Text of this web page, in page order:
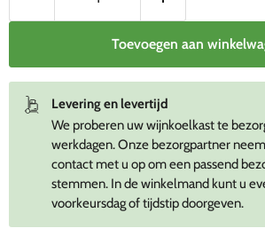
Toevoegen aan
Levering en levertijd
We proberen uw wijnkoelkast te
werkdagen. Onze bezorgpartner
contact met u op om een passend
stemmen. In de winkelmand kunt u
voorkeursdag of tijdstip doorgeven.